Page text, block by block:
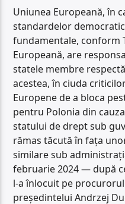
Uniunea Europeană, în
standardelor
fundamentale, conform
Europeană, are
statele membre
acestea, în ciuda
Europene de a bloca
pentru Polonia din
statului de drept sub
rămas tăcută în fața
similare sub
februarie 2024 — după
l-a înlocuit pe
președintelui Andrzej